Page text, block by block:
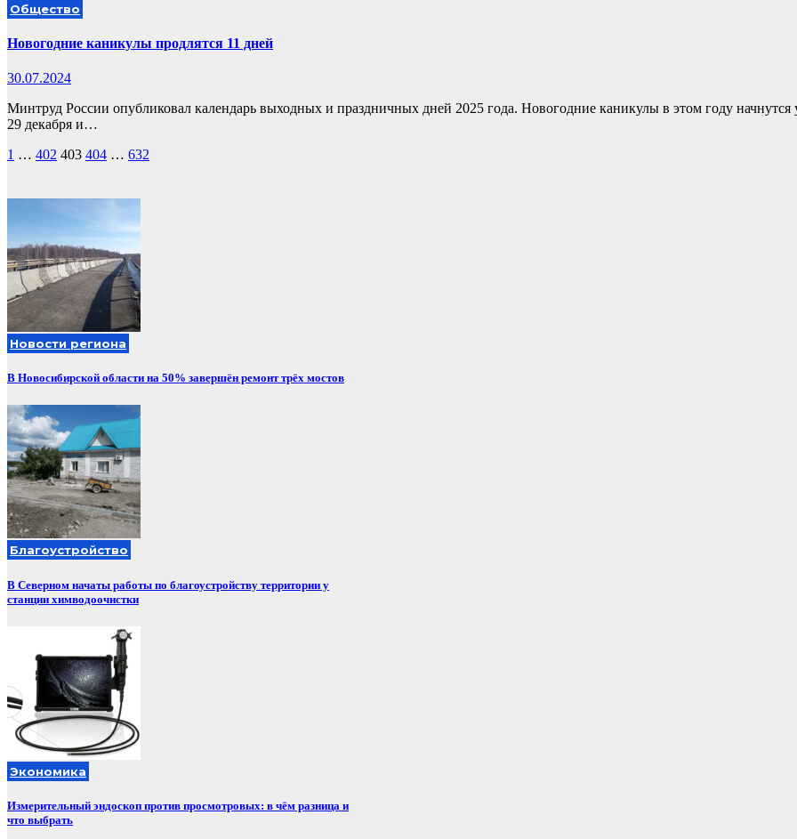
Общество
Новогодние каникулы продлятся 11 дней
30.07.2024
Минтруд России опубликовал календарь выходных и праздничных дней 2025 года. Новогодние каникулы в этом году начнутся
29 декабря и…
Пагинация
1 … 402 403 404 … 632
Новости региона
В Новосибирской области на 50% завершён ремонт трёх мостов
Благоустройство
В Северном начаты работы по благоустройству территории у
станции химводоочистки
Экономика
Измерительный эндоскоп против просмотровых: в чём разница и
что выбрать